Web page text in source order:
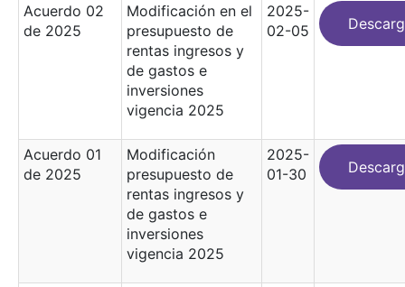
Acuerdo 02
de 2025
Modificación en el
presupuesto de
rentas ingresos y
de gastos e
inversiones
vigencia 2025
2025-
02-05
Acuerdo 01
de 2025
Modificación
presupuesto de
rentas ingresos y
de gastos e
inversiones
vigencia 2025
2025-
01-30